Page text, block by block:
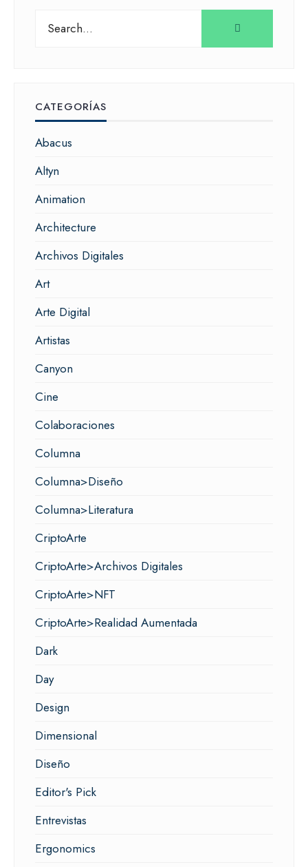
for:
CATEGORÍAS
Abacus
Altyn
Animation
Architecture
Archivos Digitales
Art
Arte Digital
Artistas
Canyon
Cine
Colaboraciones
Columna
Columna>Diseño
Columna>Literatura
CriptoArte
CriptoArte>Archivos Digitales
CriptoArte>NFT
CriptoArte>Realidad Aumentada
Dark
Day
Design
Dimensional
Diseño
Editor's Pick
Entrevistas
Ergonomics